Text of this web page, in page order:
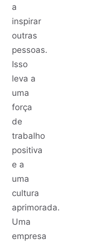
a
inspirar
outras
pessoas.
Isso
leva a
uma
força
de
trabalho
positiva
e a
uma
cultura
aprimorada.
Uma
empresa